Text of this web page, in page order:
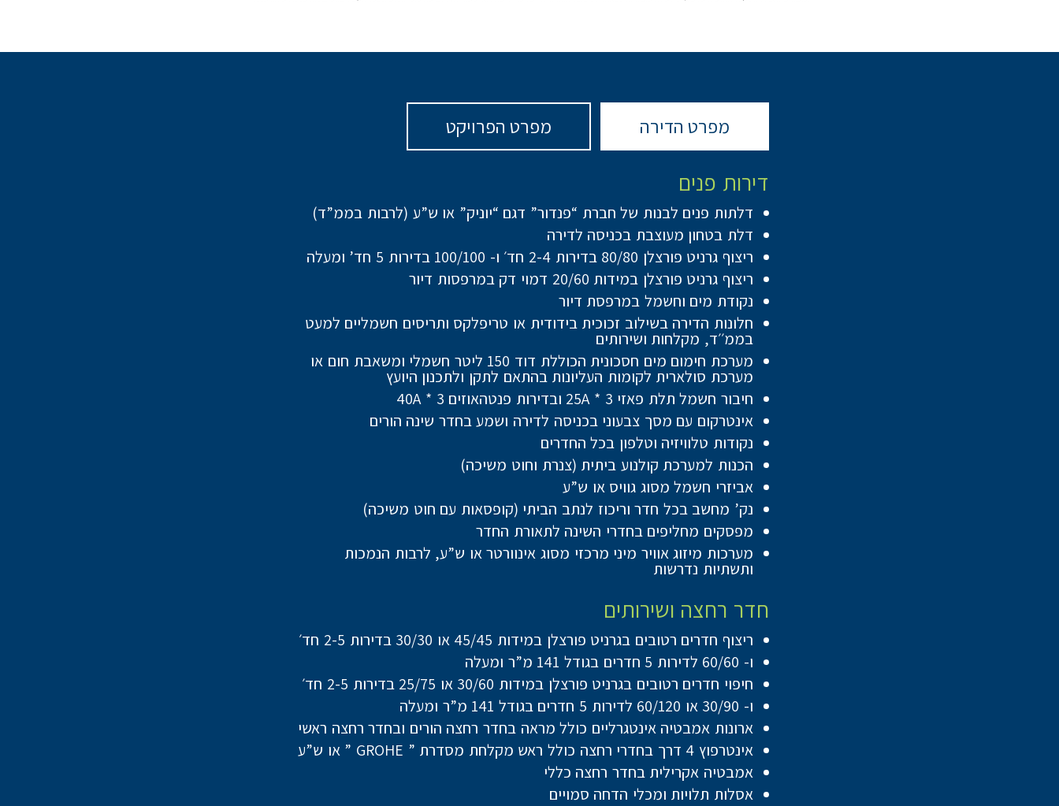
מפרט הדירה מפרט הפרויקט
דירות פנים
דלתות פנים לבנות של חברת “פנדור” דגם “יוניק” או ש”ע (לרבות בממ”ד)
דלת בטחון מעוצבת בכניסה לדירה
ריצוף גרניט פורצלן 80/80 בדירות 2-4 חד׳ ו- 100/100 בדירות 5 חד’ ומעלה
ריצוף גרניט פורצלן במידות 20/60 דמוי דק במרפסות דיור
נקודת מים וחשמל במרפסת דיור
חלונות הדירה בשילוב זכוכית בידודית או טריפלקס ותריסים חשמליים למעט
בממ׳׳ד, מקלחות ושירותים
מערכת חימום מים חסכונית הכוללת דוד 150 ליטר חשמלי ומשאבת חום או
מערכת סולארית לקומות העליונות בהתאם לתקן ולתכנון היועץ
חיבור חשמל תלת פאזי 25A * 3 ובדירות פנטהאוזים 40A * 3
אינטרקום עם מסך צבעוני בכניסה לדירה ושמע בחדר שינה הורים
נקודות טלוויזיה וטלפון בכל החדרים
הכנות למערכת קולנוע ביתית (צנרת וחוט משיכה)
אביזרי חשמל מסוג גוויס או ש”ע
נק’ מחשב בכל חדר וריכוז לנתב הביתי (קופסאות עם חוט משיכה)
מפסקים מחליפים בחדרי השינה לתאורת החדר
מערכות מיזוג אוויר מיני מרכזי מסוג אינוורטר או ש”ע, לרבות הנמכות
ותשתיות נדרשות
חדר רחצה ושירותים
ריצוף חדרים רטובים בגרניט פורצלן במידות 45/45 או 30/30 בדירות 2-5 חד׳
ו- 60/60 לדירות 5 חדרים בגודל 141 מ”ר ומעלה
חיפוי חדרים רטובים בגרניט פורצלן במידות 30/60 או 25/75 בדירות 2-5 חד׳
ו- 30/90 או 60/120 לדירות 5 חדרים בגודל 141 מ”ר ומעלה
ארונות אמבטיה אינטגרליים כולל מראה בחדר רחצה הורים ובחדר רחצה ראשי
אינטרפוץ 4 דרך בחדרי רחצה כולל ראש מקלחת מסדרת ” GROHE ” או ש”ע
אמבטיה אקרילית בחדר רחצה כללי
אסלות תלויות ומכלי הדחה סמויים